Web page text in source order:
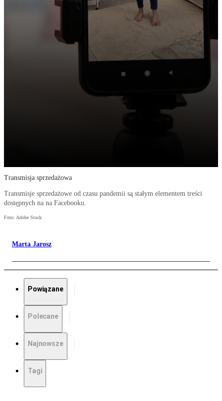
Transmisja sprzedażowa
Transmisje sprzedażowe od czasu pandemii są stałym elementem treści
dostępnych na na Facebooku.
Foto: Adobe Stock
Marta Jarosz
Powiązane
Polecane
Najnowsze
Tagi